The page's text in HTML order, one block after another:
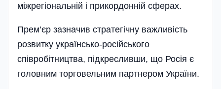
міжрегіональній і прикордонній сферах.
Прем’єр зазначив стратегічну важливість
розвитку українсько-російського
співробітництва, під­кресливши, що Росія є
головним торговельним партнером України.